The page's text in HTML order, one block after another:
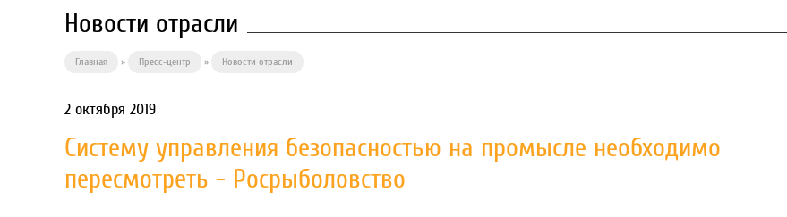
Новости отрасли
Главная » Пресс-центр » Новости отрасли
2 октября 2019
Систему управления безопасностью на промысле необходимо
пересмотреть - Росрыболовство